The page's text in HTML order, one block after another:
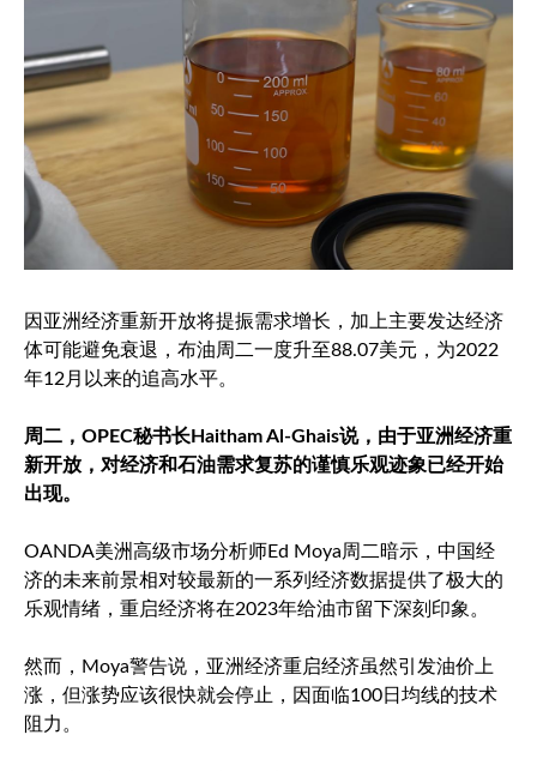
因亚洲经济重新开放将提振需求增长，加上主要发达经济
体可能避免衰退，布油周二一度升至88.07美元，为2022
年12月以来的追高水平。
周二，OPEC秘书长Haitham Al-Ghais说，由于亚洲经济重
新开放，对经济和石油需求复苏的谨慎乐观迹象已经开始
出现。
OANDA美洲高级市场分析师Ed Moya周二暗示，中国经
济的未来前景相对较最新的一系列经济数据提供了极大的
乐观情绪，重启经济将在2023年给油市留下深刻印象。
然而，Moya警告说，亚洲经济重启经济虽然引发油价上
涨，但涨势应该很快就会停止，因面临100日均线的技术
阻力。